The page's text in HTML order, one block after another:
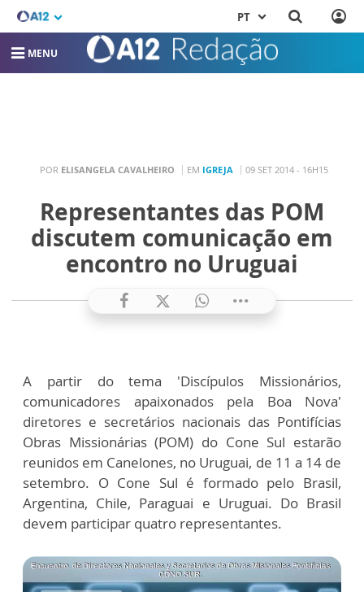
PT
MENU
POR ELISANGELA CAVALHEIRO EM IGREJA 09 SET 2014 - 16H15
Representantes das POM
discutem comunicação em
encontro no Uruguai
A partir do tema 'Discípulos Missionários,
comunicadores apaixonados pela Boa Nova'
diretores e secretários nacionais das Pontifícias
Obras Missionárias (POM) do Cone Sul estarão
reunidos em Canelones, no Uruguai, de 11 a 14 de
setembro. O Cone Sul é formado pelo Brasil,
Argentina, Chile, Paraguai e Uruguai. Do Brasil
devem participar quatro representantes.